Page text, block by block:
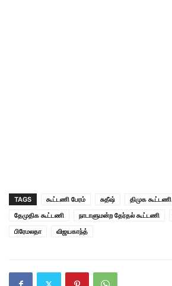
TAGS கூட்டணி பேரம் சுதீஷ் திமுக கூட்டணி
தேமுதிக கூட்டணி
நாடாளுமன்ற தேர்தல் கூட்டணி
பிரேமலதா
விஜயகாந்த்